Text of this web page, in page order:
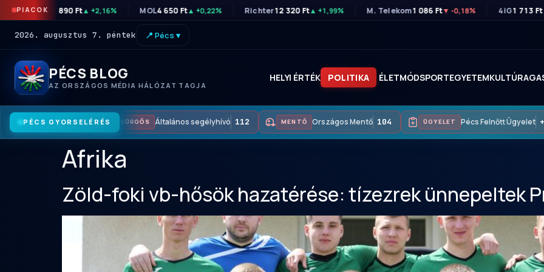
PIACOK
OTP 46 890 Ft▲ +2,16% MOL4 650 Ft▲ +0,22% Richter12 320 Ft▲ +1,99% M. Telekom1 086 Ft▼ -0,18% 4iG1 713 Ft
2026. augusztus 7. péntek 📍 Pécs ▾
PÉCS BLOG
AZ ORSZÁGOS MÉDIA HÁLÓZAT TAGJA
HELYI ÉRTÉK POLITIKA ÉLETMÓDSPORTEGYETEMKULTÚRA
PÉCS GYORSELÉRÉSSÜRGŐS Általános segélyhívó 112 MENTŐ Országos Mentő 104 ÜGYELET Pécs Felnőtt Ügyelet
Afrika
Zöld-foki vb-hősök hazatérése: tízezrek ünnepeltek